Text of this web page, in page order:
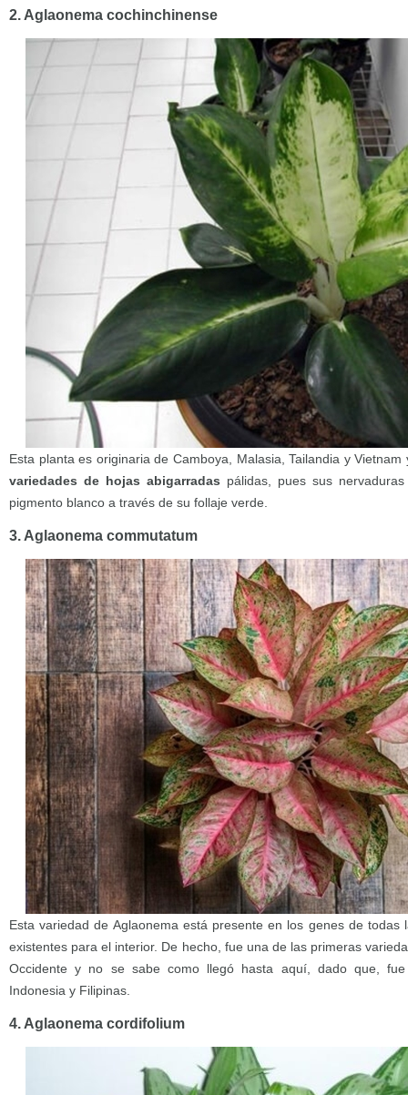
2. Aglaonema cochinchinense
Esta planta es originaria de Camboya, Malasia, Tailandia y
variedades de hojas abigarradas pálidas, pues sus
pigmento blanco a través de su follaje verde.
3. Aglaonema commutatum
Esta variedad de Aglaonema está presente en los genes de todas
existentes para el interior. De hecho, fue una de las primeras
Occidente y no se sabe como llegó hasta aquí, dado que, fue
Indonesia y Filipinas.
4. Aglaonema cordifolium